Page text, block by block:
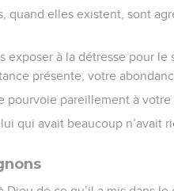
quand elles existent, sont
exposer à la détresse pour
présente, votre
pourvoie pareillement à
qui avait beaucoup n’avait